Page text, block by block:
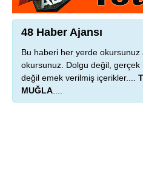
48 Haber Ajansı
Bu haberi her yerde okursunuz
okursunuz. Dolgu değil, gerçek
değil emek verilmiş içerikler....
MUĞLA....